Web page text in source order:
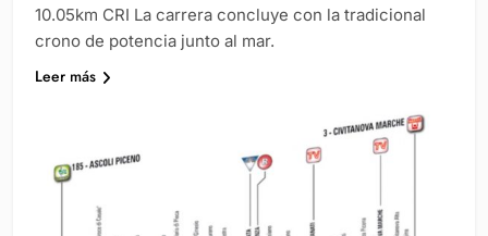
10.05km CRI La carrera concluye con la tradicional
crono de potencia junto al mar.
Leer más